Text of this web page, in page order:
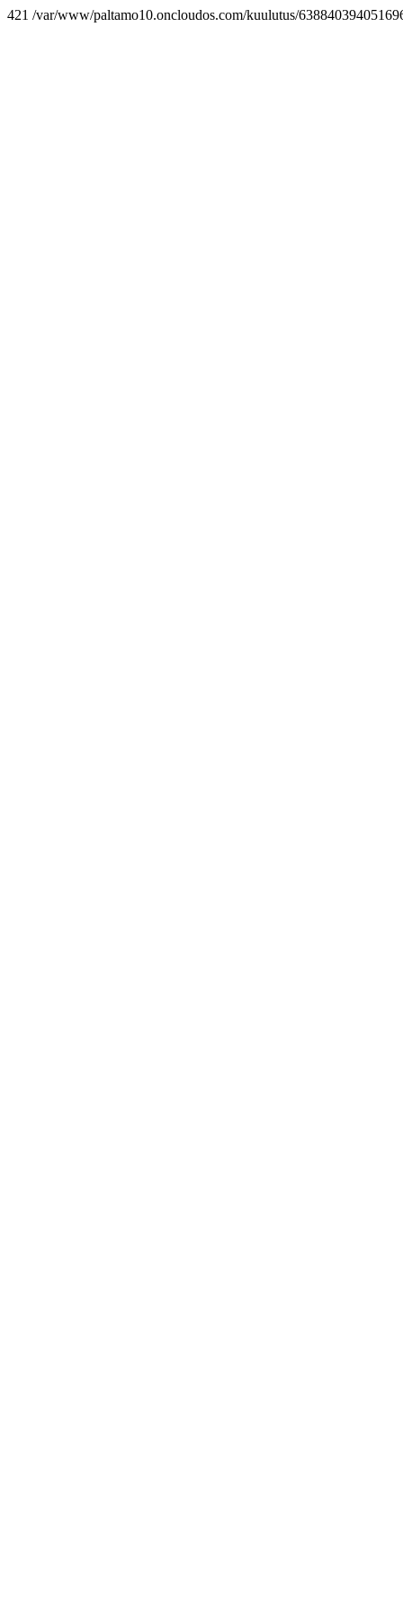
421 /var/www/paltamo10.oncloudos.com/kuulutus/